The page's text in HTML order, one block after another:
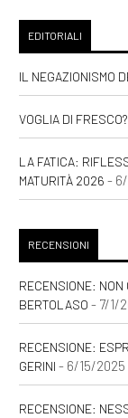
EDITORIALI
IL NEGAZIONISMO
VOGLIA DI
LA FATICA:
MATURITÀ 2026 -
RECENSIONI
RECENSIONE: NON
BERTOLASO - 7/1/
RECENSIONE:
GERINI - 6/15/2025
RECENSIONE: